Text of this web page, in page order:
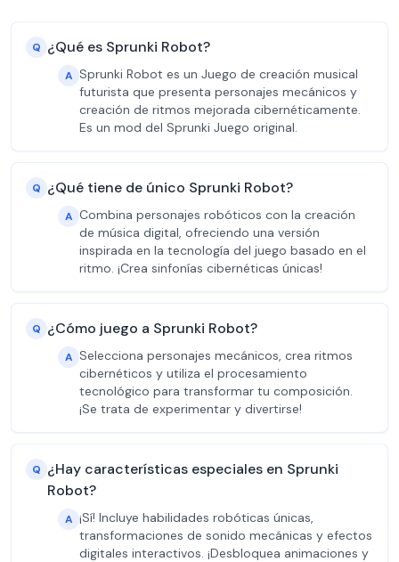
Q ¿Qué es Sprunki Robot?
A Sprunki Robot es un Juego de creación musical
futurista que presenta personajes mecánicos y
creación de ritmos mejorada cibernéticamente.
Es un mod del Sprunki Juego original.
Q ¿Qué tiene de único Sprunki Robot?
A Combina personajes robóticos con la creación
de música digital, ofreciendo una versión
inspirada en la tecnología del juego basado en el
ritmo. ¡Crea sinfonías cibernéticas únicas!
Q ¿Cómo juego a Sprunki Robot?
A Selecciona personajes mecánicos, crea ritmos
cibernéticos y utiliza el procesamiento
tecnológico para transformar tu composición.
¡Se trata de experimentar y divertirse!
Q ¿Hay características especiales en Sprunki
Robot?
A ¡Sí! Incluye habilidades robóticas únicas,
transformaciones de sonido mecánicas y efectos
digitales interactivos. ¡Desbloquea animaciones y